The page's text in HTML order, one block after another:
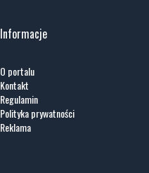
Informacje
O portalu
Kontakt
Regulamin
Polityka prywatności
Reklama